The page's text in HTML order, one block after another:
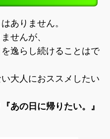
ありません。
せんが、
逸らし続けることはで
大人におススメしたい
『あの日に帰りたい。』